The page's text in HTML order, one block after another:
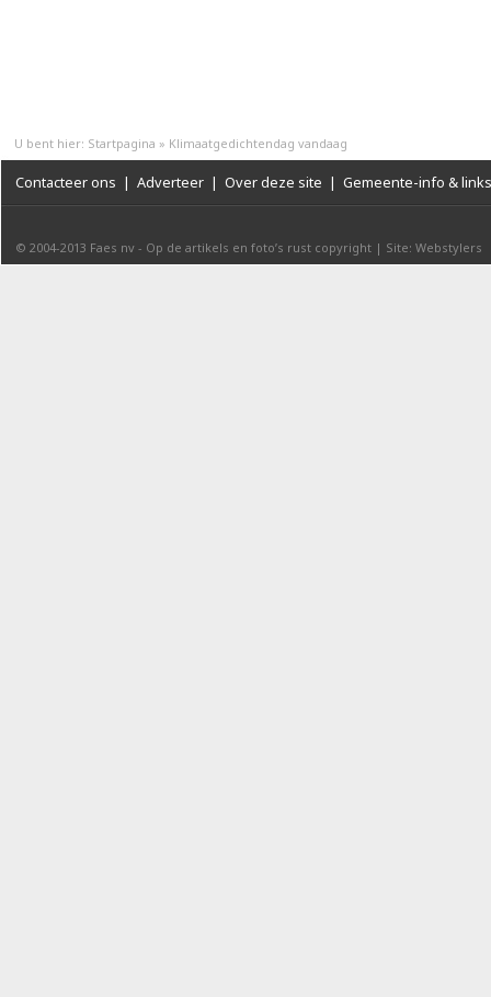
U bent hier: Startpagina » Klimaatgedichtendag vandaag
Contacteer ons | Adverteer | Over deze site | Gemeente-info & links
© 2004-2013 Faes nv - Op de artikels en foto’s rust copyright | Site: Webstylers